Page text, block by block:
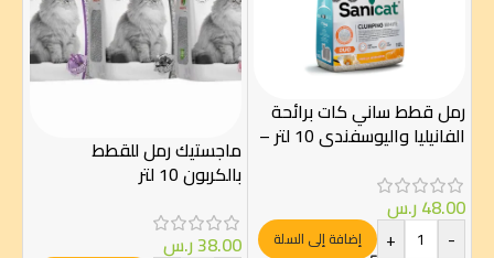
رمل قطط ساني كات برائحة
الفانيليا واليوسفندي 10 لتر –
48.00ر.س
-
+ إضافة إلى السلة
ماجستيك رمل للقطط
بالكربون 10 لتر
38.00ر.س